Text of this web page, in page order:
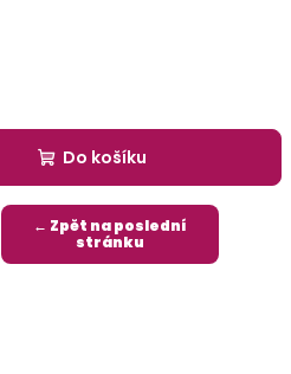
Do košíku
← Zpět na poslední
stránku